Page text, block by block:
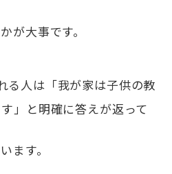
が大事です。
る人は「我が家は子供の教
」と明確に答えが返って
ます。